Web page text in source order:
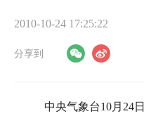
2010-10-24 17:25:22
分享到
中央气象台10月24